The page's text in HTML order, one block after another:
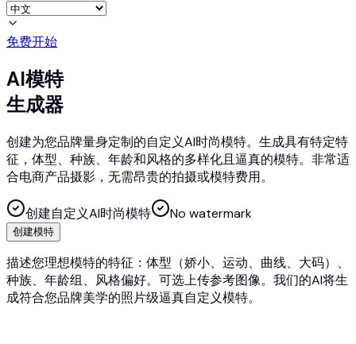
免费开始
AI模特
生成器
创建为您品牌量身定制的自定义AI时尚模特。生成具有特定特
征，体型、种族、年龄和风格的多样化且逼真的模特。非常适
合电商产品摄影，无需昂贵的拍摄或模特费用。
创建自定义AI时尚模特 No watermark
创建模特
描述您理想模特的特征：体型（娇小、运动、曲线、大码）、
种族、年龄组、风格偏好。可选上传参考图像。我们的AI将生
成符合您品牌美学的照片级逼真自定义模特。